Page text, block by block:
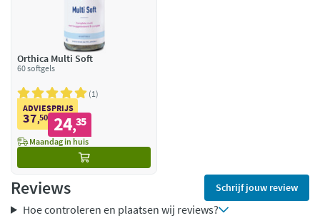
Orthica Multi Soft
60 softgels
1
ADVIESPRIJS
37,50 24,35
Maandag in huis
Reviews Schrijf jouw review
Hoe controleren en plaatsen wij reviews?